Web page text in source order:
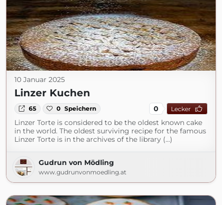
10 Januar 2025
Linzer Kuchen
65 0 Speichern 0 Lecker
Linzer Torte is considered to be the oldest known cake
in the world. The oldest surviving recipe for the famous
Linzer Torte is in the archives of the library (...)
Gudrun von Mödling
www.gudrunvonmoedling.at